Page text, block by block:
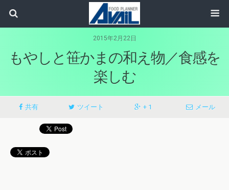
2015年2月22日
もやしと笹かまの和え物／食感を
楽しむ
共有 ツイート + 1 メール